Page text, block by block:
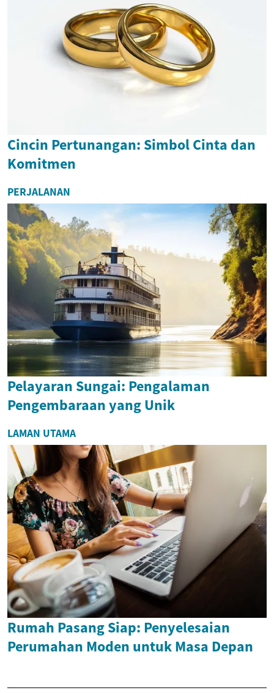
Cincin Pertunangan: Simbol Cinta dan
Komitmen
PERJALANAN
Pelayaran Sungai: Pengalaman
Pengembaraan yang Unik
LAMAN UTAMA
Rumah Pasang Siap: Penyelesaian
Perumahan Moden untuk Masa Depan